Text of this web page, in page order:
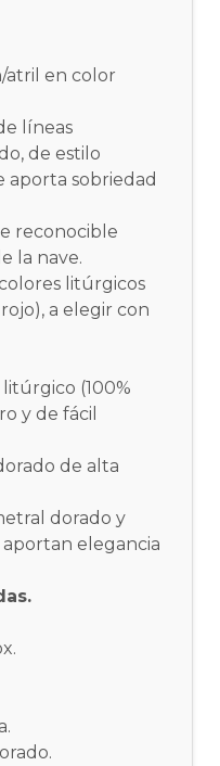
atril en color
líneas
de estilo
aporta sobriedad
reconocible
la nave.
litúrgicos
a elegir con
(100%
y de fácil
de alta
dorado y
elegancia